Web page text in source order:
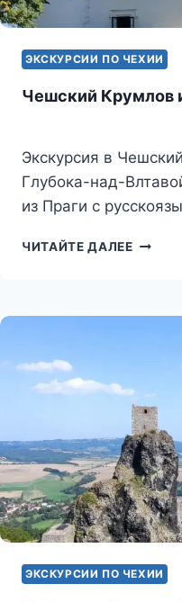
ЭКСКУРСИИ ПО ЧЕХИИ
Чешский Крумлов
Экскурсия в
Глубока-над-
из Праги с
ЧИТАЙТЕ ДАЛЕЕ
НАД-
ЭКСКУРСИИ ПО ЧЕХИИ